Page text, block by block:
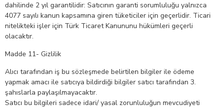
dahilinde 2 yıl garantilidir: Satıcının garanti sorumluluğu yalnızca
4077 sayılı kanun kapsamına giren tüketiciler için geçerlidir. Ticari
nitelikteki işler için Türk Ticaret Kanununu hükümleri geçerli
olacaktır.
Madde 11- Gizlilik
Alıcı tarafından iş bu sözleşmede belirtilen bilgiler ile ödeme
yapmak amacı ile satıcıya bildirdiği bilgiler satıcı tarafından 3.
şahıslarla paylaşılmayacaktır.
Satıcı bu bilgileri sadece idari/ yasal zorunluluğun mevcudiyeti